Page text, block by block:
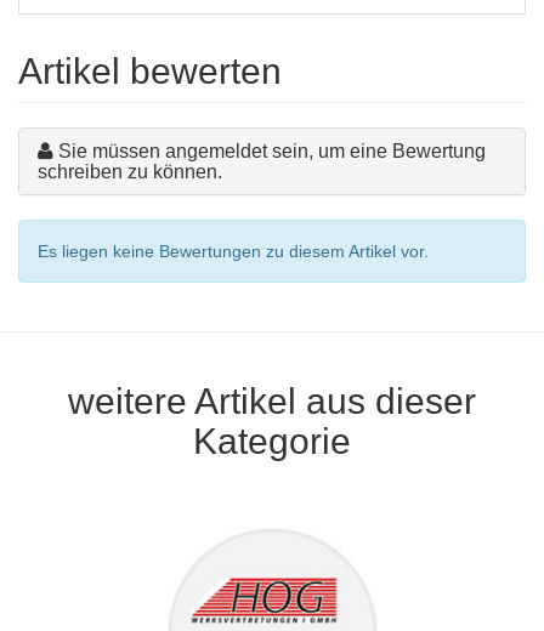
Artikel bewerten
Sie müssen angemeldet sein, um eine Bewertung
schreiben zu können.
Es liegen keine Bewertungen zu diesem Artikel vor.
weitere Artikel aus dieser
Kategorie